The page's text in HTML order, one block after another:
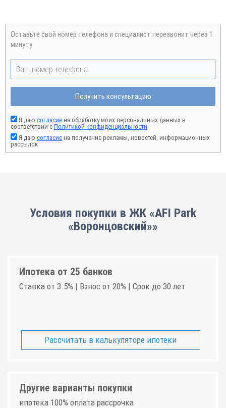
Оставьте свой номер телефона и специалист перезвонит через 1
минуту
Получить консультацию
Я даю согласие на обработку моих персональных данных в
соответствии с Политикой конфиденциальности
Я даю согласие на получение рекламы, новостей, информационных
рассылок
Условия покупки в ЖК «AFI Park
«Воронцовский»»
Ипотека от 25 банков
Ставка от 3.5% | Взнос от 20% | Срок до 30 лет
Рассчитать в калькуляторе ипотеки
Другие варианты покупки
ипотека 100% оплата рассрочка